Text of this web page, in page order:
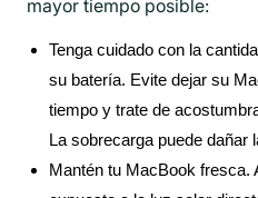
mayor tiempo posible:
Tenga cuidado con la
su batería. Evite dejar su
tiempo y trate de
La sobrecarga puede dañar
Mantén tu MacBook fresca.